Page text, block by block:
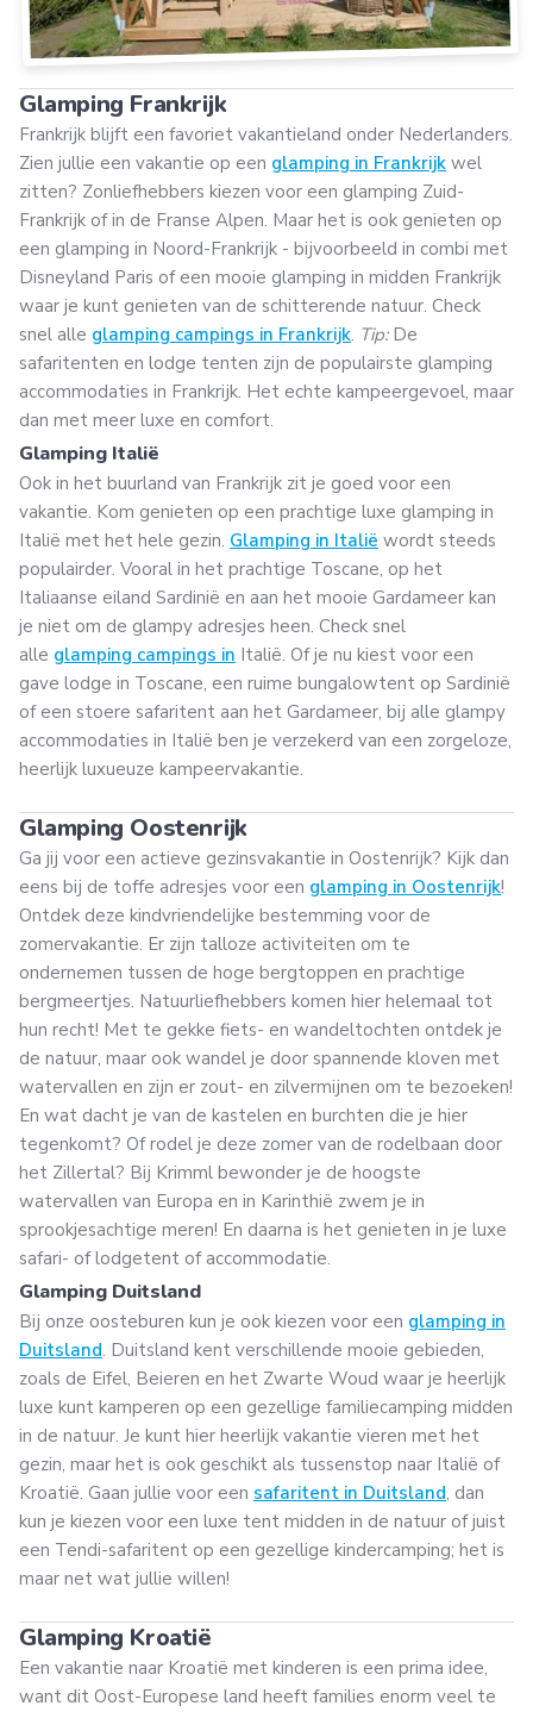
Glamping Frankrijk
Frankrijk blijft een favoriet vakantieland onder Nederlanders.
Zien jullie een vakantie op een glamping in Frankrijk wel
zitten? Zonliefhebbers kiezen voor een glamping Zuid-
Frankrijk of in de Franse Alpen. Maar het is ook genieten op
een glamping in Noord-Frankrijk - bijvoorbeeld in combi met
Disneyland Paris of een mooie glamping in midden Frankrijk
waar je kunt genieten van de schitterende natuur. Check
snel alle glamping campings in Frankrijk. Tip:De
safaritenten en lodge tenten zijn de populairste glamping
accommodaties in Frankrijk. Het echte kampeergevoel, maar
dan met meer luxe en comfort.
Glamping Italië
Ook in het buurland van Frankrijk zit je goed voor een
vakantie. Kom genieten op een prachtige luxe glamping in
Italië met het hele gezin. Glamping in Italië wordt steeds
populairder. Vooral in het prachtige Toscane, op het
Italiaanse eiland Sardinië en aan het mooie Gardameer kan
je niet om de glampy adresjes heen. Check snel
alle glamping campings in Italië. Of je nu kiest voor een
gave lodge in Toscane, een ruime bungalowtent op Sardinië
of een stoere safaritent aan het Gardameer, bij alle glampy
accommodaties in Italië ben je verzekerd van een zorgeloze,
heerlijk luxueuze kampeervakantie.
Glamping Oostenrijk
Ga jij voor een actieve gezinsvakantie in Oostenrijk? Kijk dan
eens bij de toffe adresjes voor een glamping in Oostenrijk!
Ontdek deze kindvriendelijke bestemming voor de
zomervakantie. Er zijn talloze activiteiten om te
ondernemen tussen de hoge bergtoppen en prachtige
bergmeertjes. Natuurliefhebbers komen hier helemaal tot
hun recht! Met te gekke fiets- en wandeltochten ontdek je
de natuur, maar ook wandel je door spannende kloven met
watervallen en zijn er zout- en zilvermijnen om te bezoeken!
En wat dacht je van de kastelen en burchten die je hier
tegenkomt? Of rodel je deze zomer van de rodelbaan door
het Zillertal? Bij Krimml bewonder je de hoogste
watervallen van Europa en in Karinthië zwem je in
sprookjesachtige meren! En daarna is het genieten in je luxe
safari- of lodgetent of accommodatie.
Glamping Duitsland
Bij onze oosteburen kun je ook kiezen voor een glamping in
Duitsland. Duitsland kent verschillende mooie gebieden,
zoals de Eifel, Beieren en het Zwarte Woud waar je heerlijk
luxe kunt kamperen op een gezellige familiecamping midden
in de natuur. Je kunt hier heerlijk vakantie vieren met het
gezin, maar het is ook geschikt als tussenstop naar Italië of
Kroatië. Gaan jullie voor een safaritent in Duitsland, dan
kun je kiezen voor een luxe tent midden in de natuur of juist
een Tendi-safaritent op een gezellige kindercamping; het is
maar net wat jullie willen!
Glamping Kroatië
Een vakantie naar Kroatië met kinderen is een prima idee,
want dit Oost-Europese land heeft families enorm veel te